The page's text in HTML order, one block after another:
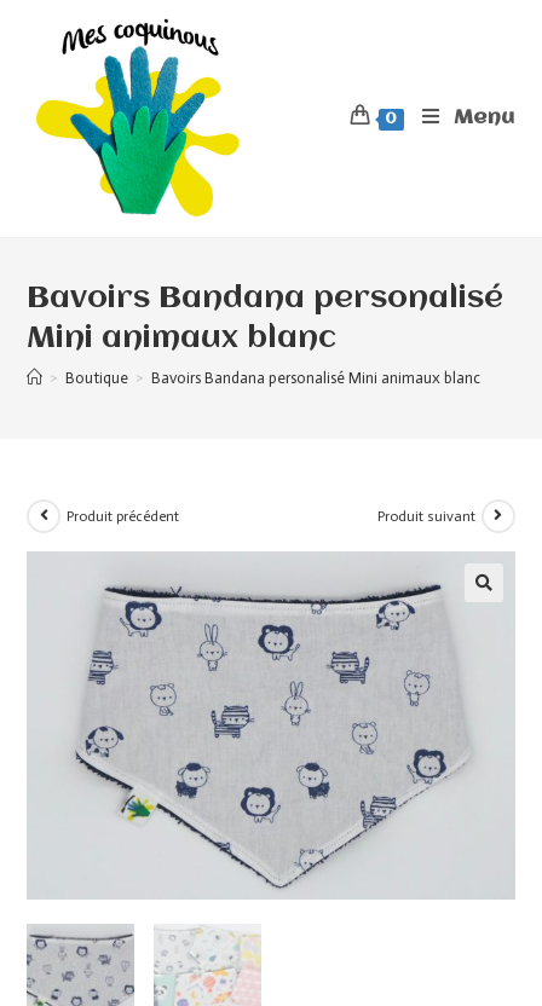
0 Menu
Bavoirs Bandana personalisé
Mini animaux blanc
> Boutique > Bavoirs Bandana personalisé Mini animaux blanc
Produit précédent Produit suivant